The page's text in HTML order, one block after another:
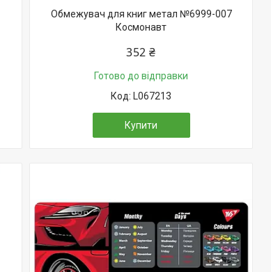
Обмежувач для книг метал №6999-007
Космонавт
352 ₴
Готово до відправки
L067213
Купити